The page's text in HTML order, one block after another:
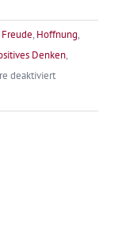
Freude, Hoffnung,
Denken,
deaktiviertfür
mit